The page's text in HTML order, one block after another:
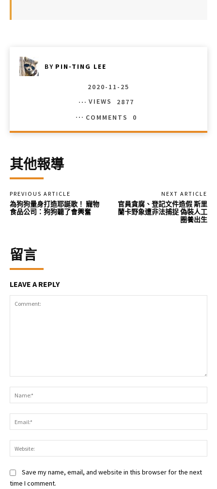
BY PIN-TING LEE
2020-11-25
VIEWS
2877
COMMENTS
0
其他報導
PREVIOUS ARTICLE
為狗狗量身打造耶誕歌！ 寵物
食品公司：狗狗聽了會興奮
NEXT ARTICLE
官員貪腐、登記文件造假 斯里
蘭卡野象遭非法捕捉 偽裝人工
圈養出生
留言
LEAVE A REPLY
Save my name, email, and website in this browser for the next
time I comment.